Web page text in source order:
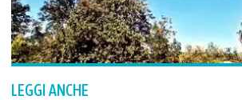
LEGGI ANCHE